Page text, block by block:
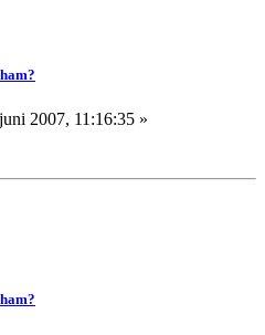
2007, 11:16:35 »